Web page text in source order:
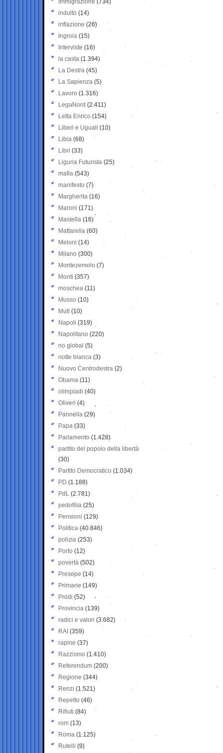
Immigrazione (734)
indulto (14)
inflazione (26)
Ingroia (15)
Interviste (16)
la casta (1.394)
La Destra (45)
La Sapienza (5)
Lavoro (1.316)
LegaNord (2.411)
Letta Enrico (154)
Liberi e Uguali (10)
Libia (68)
Libri (33)
Liguria Futurista (25)
mafia (543)
manifesto (7)
Margherita (16)
Maroni (171)
Mastella (16)
Mattarella (60)
Meloni (14)
Milano (300)
Montezemolo (7)
Monti (357)
moschea (11)
Musso (10)
Muti (10)
Napoli (319)
Napolitano (220)
no global (5)
notte bianca (3)
Nuovo Centrodestra (2)
Obama (11)
olimpiadi (40)
Oliveri (4)
Pannella (29)
Papa (33)
Parlamento (1.428)
partito del popolo della libertà
(30)
Partito Democratico (1.034)
PD (1.188)
PdL (2.781)
pedofilia (25)
Pensioni (129)
Politica (40.846)
polizia (253)
Porto (12)
povertà (502)
Presepe (14)
Primarie (149)
Prodi (52)
Provincia (139)
radici e valori (3.682)
RAI (359)
rapine (37)
Razzismo (1.410)
Referendum (200)
Regione (344)
Renzi (1.521)
Repetto (46)
Rifiuti (84)
rom (13)
Roma (1.125)
Rutelli (9)